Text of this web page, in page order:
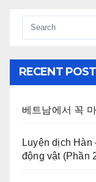
RECENT
베트남에서 꼭
Luyện dịch
động vật (Phần